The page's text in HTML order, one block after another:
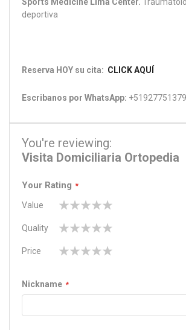
deportiva
Reserva HOY su cita: CLICK AQUÍ
Escribanos por WhatsApp: +51927751379
You're reviewing:
Visita Domiciliaria Ortopedia
Your Rating
Value
star
stars
stars
stars
stars
Quality
star
stars
stars
stars
stars
Price
Nickname